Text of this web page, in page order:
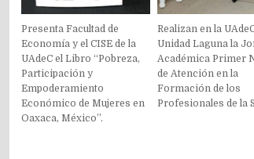
Presenta Facultad de
Economía y el CISE de la
UAdeC el Libro “Pobreza,
Participación y
Empoderamiento
Económico de Mujeres en
Oaxaca, México”.
Realizan en la
Unidad Laguna la
Académica Primer
de Atención en la
Formación de los
Profesionales de la